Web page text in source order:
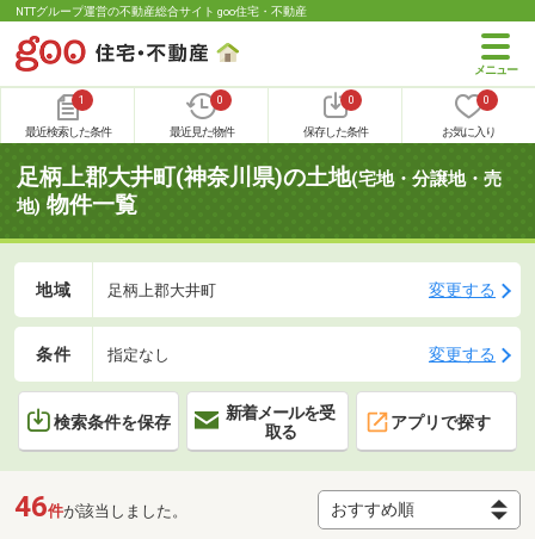
NTTグループ運営の不動産総合サイト goo住宅・不動産
1
最近検索した条件
0
最近見た物件
0
保存した条件
0
お気に入り
足柄上郡大井町(神奈川県)の土地(宅地・分譲地・売
地) 物件一覧
地域 足柄上郡大井町 変更する
条件 指定なし 変更する
検索条件を保存
新着メールを受
取る
アプリで探す
46件が該当しました。